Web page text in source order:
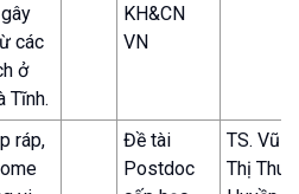
các
ở
Tĩnh.
KH&CN
VN
ráp,
Đề tài
Postdoc
TS. Vũ
Thị Thu